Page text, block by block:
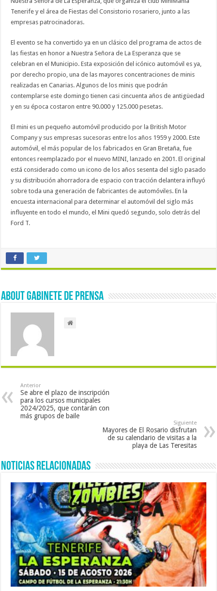
Tenerife y el área de Fiestas del Consistorio rosariero, junto a las
empresas patrocinadoras.
El evento se ha convertido ya en un clásico del programa de actos de
las fiestas en honor a Nuestra Señora de La Esperanza que se
celebran en el Municipio. Esta exposición del icónico automóvil es ya,
por derecho propio, una de las mayores concentraciones de minis
realizadas en Canarias. Algunos de los minis que podrán
contemplarse este domingo tienen casi cincuenta años de antigüedad
y en su época costaron entre 90.000 y 125.000 pesetas.
El mini es un pequeño automóvil producido por la British Motor
Company y sus empresas sucesoras entre los años 1959 y 2000. Este
automóvil, el más popular de los fabricados en Gran Bretaña, fue
entonces reemplazado por el nuevo MINI, lanzado en 2001. El original
está considerado como un icono de los años sesenta del siglo pasado
y su distribución ahorradora de espacio con tracción delantera influyó
sobre toda una generación de fabricantes de automóviles. En la
encuesta internacional para determinar el automóvil del siglo más
influyente en todo el mundo, el Mini quedó segundo, solo detrás del
Ford T.
About Gabinete de Prensa
Anterior
Se abre el plazo de inscripción
para los cursos municipales
2024/2025, que contarán con
más grupos de baile
Siguiente
Mayores de El Rosario disfrutan
de su calendario de visitas a la
playa de Las Teresitas
Noticias Relacionadas